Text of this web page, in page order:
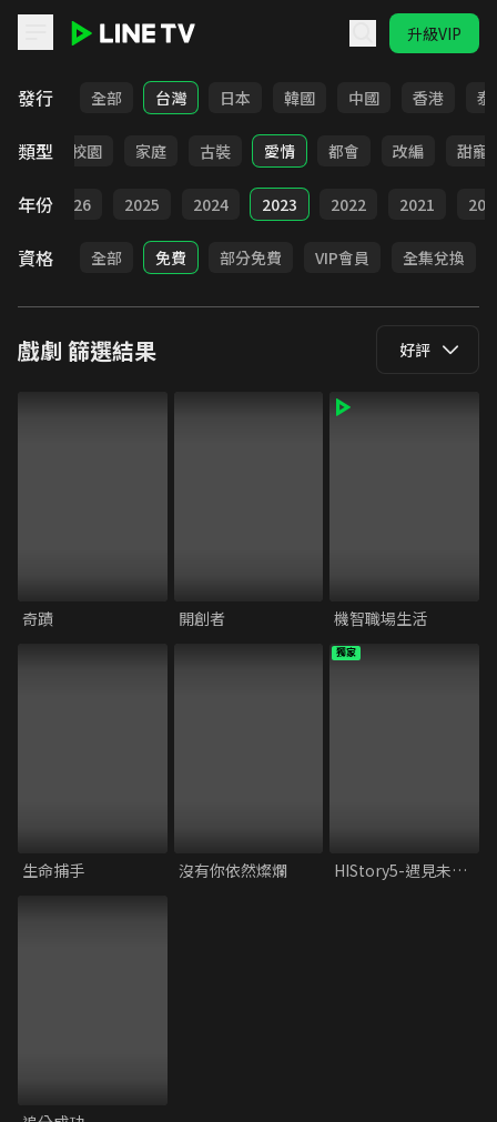
升級VIP
發行 全部 台灣 日本 韓國 中國 香港 泰
類型
職場 校園 家庭 古裝 愛情 都會 改編 甜寵
年份
部 2026 2025 2024 2023 2022 2021
資格 全部 免費 部分免費 VIP會員 全集兌換
戲劇 篩選結果 好評
奇蹟 開創者 機智職場生活
生命捕手 沒有你依然燦爛
獨家
HIStory5-遇見未來的你